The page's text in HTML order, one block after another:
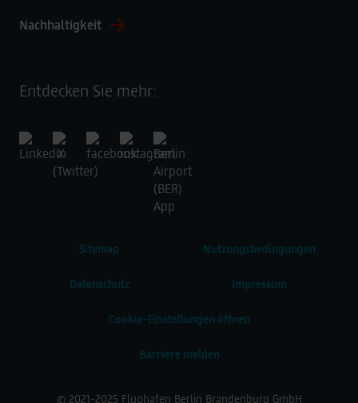
Nachhaltigkeit
Entdecken Sie mehr:
Sitemap Nutzungsbedingungen
Datenschutz Impressum
Cookie-Einstellungen öffnen
Barriere melden
© 2021-2025 Flughafen Berlin Brandenburg GmbH